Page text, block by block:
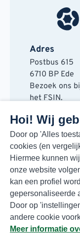
Hoi! Wij
Door op 'Alles
cookies (en
Hiermee kunnen
onze website
kan een profiel
gepersonaliseerde
Door op
andere cookie
Meer informatie
Adres
Postbus 615
6710 BP Ede
Bezoek ons
het FSIN.
6717 LT Ede
Contact
088 730
Nieuwsbrief
Elke maand
voor de